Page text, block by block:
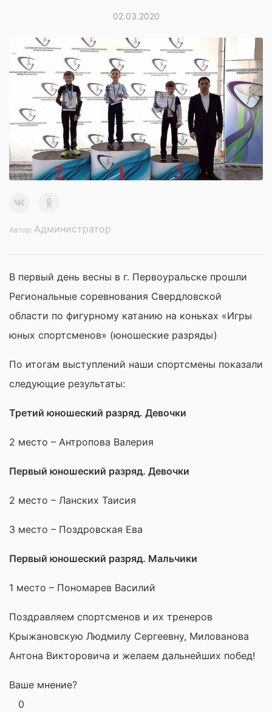
02.03.2020
Автор: Администратор
В первый день весны в г. Первоуральске прошли
Региональные соревнования Свердловской
области по фигурному катанию на коньках «Игры
юных спортсменов» (юношеские разряды)
По итогам выступлений наши спортсмены показали
следующие результаты:
Третий юношеский разряд. Девочки
2 место – Антропова Валерия
Первый юношеский разряд. Девочки
2 место – Ланских Таисия
3 место – Поздровская Ева
Первый юношеский разряд. Мальчики
1 место – Пономарев Василий
Поздравляем спортсменов и их тренеров
Крыжановскую Людмилу Сергеевну, Милованова
Антона Викторовича и желаем дальнейших побед!
Ваше мнение?
0